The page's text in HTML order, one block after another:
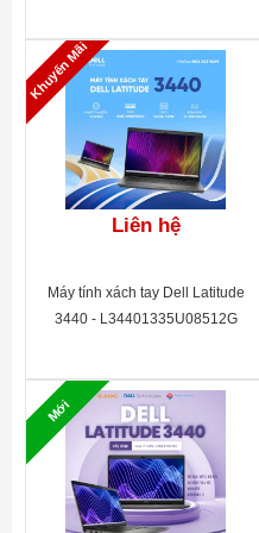
Âm thanh
5.1)
Cổng kết nối
Front Ports
1x Audio
1x
1x
2x USB 2.0
Rear Ports
4x
1x Full Size
1x Microphone
1x Center/
1x Line-in/
Expansion
1X PCIex16,
Wireless
Dell Wireless
Khuyến Mãi
Liên hệ
Máy tính xách tay Dell Latitude
3440 - L34401335U08512G
Mới